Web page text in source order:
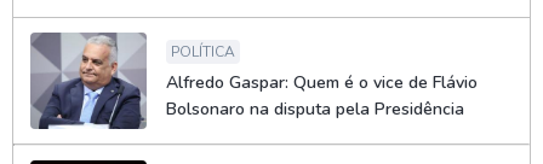
POLÍTICA
Alfredo Gaspar: Quem é o vice de Flávio
Bolsonaro na disputa pela Presidência